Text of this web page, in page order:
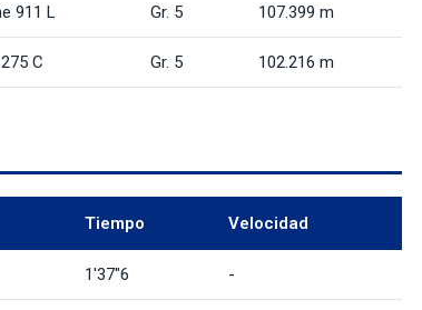
911 L Gr. 5 107.399 m
C Gr. 5 102.216 m
Tiempo Velocidad
1'37"6 -